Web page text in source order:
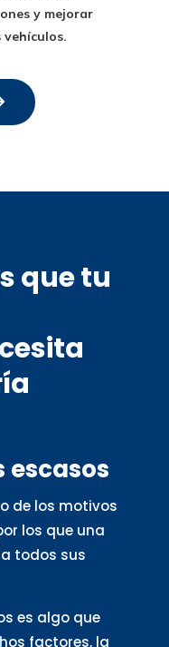
y mejorar
que tu
escasos
de los motivos
los que una
todos sus
es algo que
factores, la